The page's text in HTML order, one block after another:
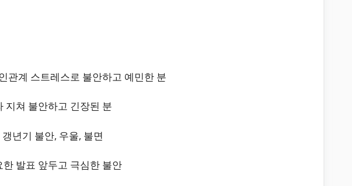
관계 스트레스로 불안하고 예민한 분
지쳐 불안하고 긴장된 분
년기 불안, 우울, 불면
한 발표 앞두고 극심한 불안